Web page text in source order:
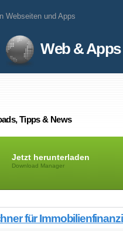
Webseiten und Apps
Web & Apps
Tipps & News
Jetzt herunterladen
Download Manager
für